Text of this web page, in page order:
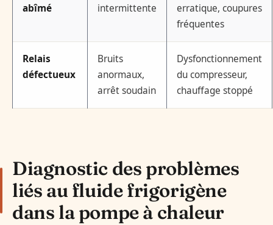
abîmé
intermittente
erratique, coupures
fréquentes
Relais
défectueux
Bruits
anormaux,
arrêt soudain
Dysfonctionnement
du compresseur,
chauffage stoppé
Diagnostic des problèmes
liés au fluide frigorigène
dans la pompe à chaleur